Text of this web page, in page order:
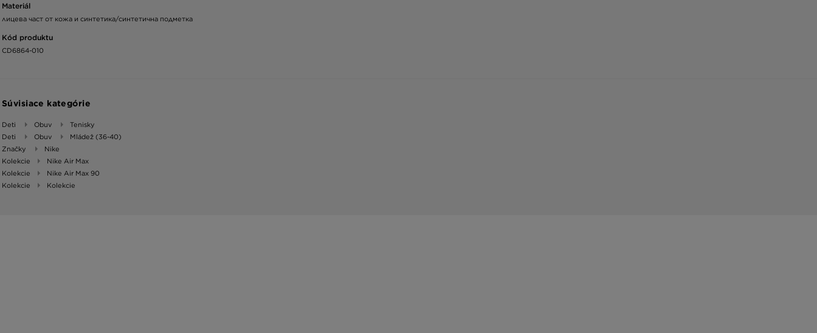
Materiál
лицева част от кожа и синтетика/синтетична подметка
Kód produktu
CD6864-010
Súvisiace kategórie
Deti Obuv
Tenisky
Deti
Obuv
Mládež (36-40)
Značky
Nike
Kolekcie
Nike Air Max
Kolekcie
Nike Air Max 90
Kolekcie
Kolekcie